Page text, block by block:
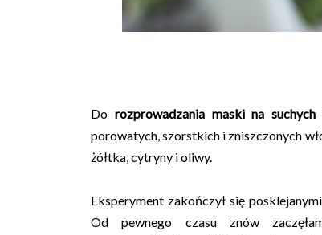
Do rozprowadzania maski na suchych
porowatych, szorstkich i zniszczonych
żółtka, cytryny i oliwy.
Eksperyment zakończył się
Od pewnego czasu znów